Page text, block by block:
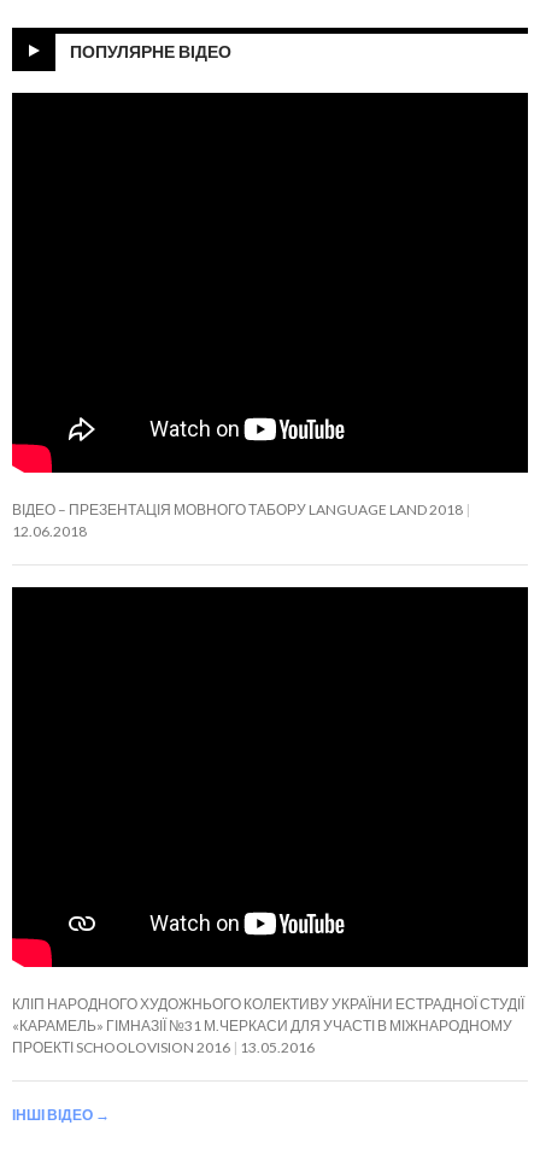
ПОПУЛЯРНЕ ВІДЕО
ВІДЕО – ПРЕЗЕНТАЦІЯ МОВНОГО ТАБОРУ LANGUAGE LAND 2018
12.06.2018
КЛІП НАРОДНОГО ХУДОЖНЬОГО КОЛЕКТИВУ УКРАЇНИ ЕСТРАДНОЇ СТУДІЇ
«КАРАМЕЛЬ» ГІМНАЗІЇ №31 М.ЧЕРКАСИ ДЛЯ УЧАСТІ В МІЖНАРОДНОМУ
ПРОЕКТІ SCHOOLOVISION 2016
13.05.2016
ІНШІ ВІДЕО →